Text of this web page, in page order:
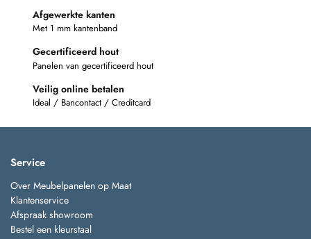
Afgewerkte kanten
Met 1 mm kantenband
Gecertificeerd hout
Panelen van gecertificeerd hout
Veilig online betalen
Ideal / Bancontact / Creditcard
Service
Over Meubelpanelen op Maat
Klantenservice
Afspraak showroom
Bestel een kleurstaal